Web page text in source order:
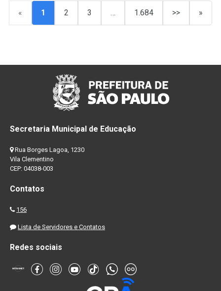
« 1 2 3 … 1.684 >> »
Secretaria Municipal de Educação
Rua Borges Lagoa, 1230
Vila Clementino
CEP: 04038-003
Contatos
156
Lista de Servidores e Contatos
Redes sociais